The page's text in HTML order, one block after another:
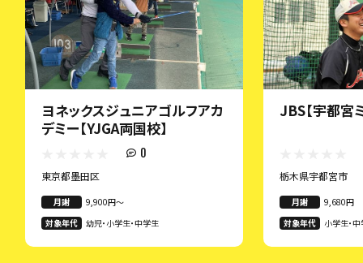
ヨネックスジュニアゴルフアカ
デミー【YJGA両国校】
0
東京都墨田区
月謝
9,900円〜
対象年代
幼児・小学生・中学生
JBS【宇都宮
栃木県宇都宮市
月謝
9,680円
対象年代
小学生・